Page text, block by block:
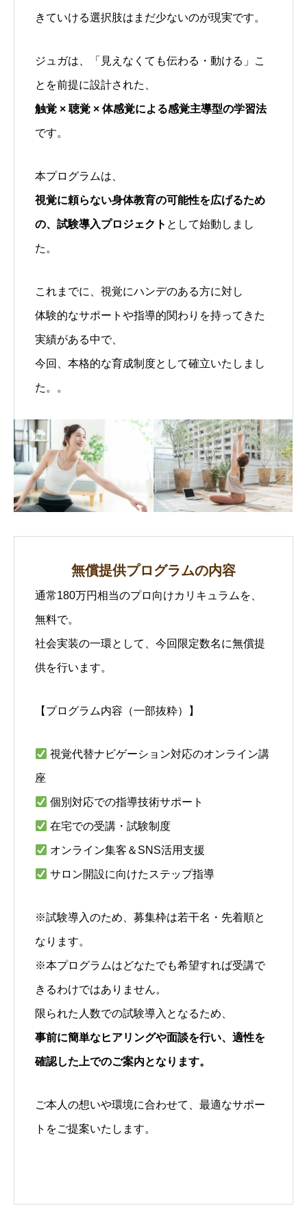
きていける選択肢はまだ少ないのが現実です。
ジュガは、「見えなくても伝わる・動ける」こ
とを前提に設計された、
触覚 × 聴覚 × 体感覚による感覚主導型の学習法
です。
本プログラムは、
視覚に頼らない身体教育の可能性を広げるため
の、試験導入プロジェクト として始動しまし
た。
これまでに、視覚にハンデのある方に対し
体験的なサポートや指導的関わりを持ってきた
実績がある中で、
今回、本格的な育成制度として確立いたしまし
た。。
無償提供プログラムの内容
通常180万円相当のプロ向けカリキュラムを、
無料で。
社会実装の一環として、今回限定数名に無償提
供を行います。
【プログラム内容（一部抜粋）】
視覚代替ナビゲーション対応のオンライン講
座
個別対応での指導技術サポート
在宅での受講・試験制度
オンライン集客＆SNS活用支援
サロン開設に向けたステップ指導
※試験導入のため、募集枠は若干名・先着順と
なります。
※本プログラムはどなたでも希望すれば受講で
きるわけではありません。
限られた人数での試験導入となるため、
事前に簡単なヒアリングや面談を行い、適性を
確認した上でのご案内となります。
ご本人の想いや環境に合わせて、最適なサポー
トをご提案いたします。